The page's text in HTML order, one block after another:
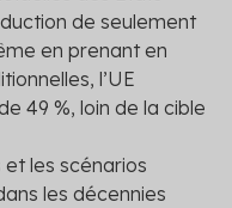
de seulement
en prenant en
l’UE
49 %, loin de la cible
les scénarios
les décennies